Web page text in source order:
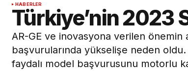
HABERLER
Türkiye’nin 2023
AR-GE ve inovasyona verilen önemin
başvurularında yükselişe neden
faydalı model başvurusunu motorlu